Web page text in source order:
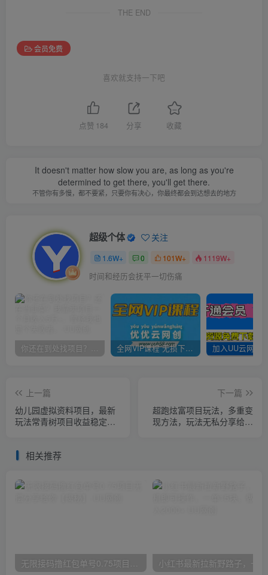
THE END
会员免费
喜欢就支持一下吧
点赞 184 分享 收藏
It doesn't matter how slow you are, as long as you're
determined to get there, you'll get there.
不管你有多慢，都不要紧，只要你有决心，你最终都会到达想去的地方
超级个体 关注
1.6W+ 0 101W+ 1119W+
时间和经历会抚平一切伤痛
你还在到处找项目？还在当韭菜？我靠卖项目一个月收入5万+，曾经我也是个失败者。 全网VIP课程 无损下载~
上一篇
幼儿园虚拟资料项目，最新
玩法常青树项目收益稳定，
下一篇
超跑炫富项目玩法，多重变
现方法，玩法无私分享给你
相关推荐
无限接码撸红包单号0.75项目无偿分享给你【揭秘】